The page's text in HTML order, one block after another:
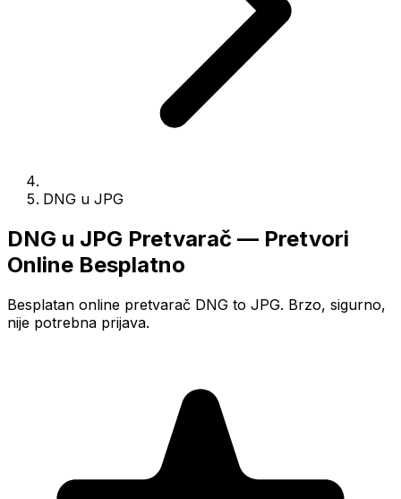
DNG u JPG
DNG u JPG Pretvarač — Pretvori
Online Besplatno
Besplatan online pretvarač DNG to JPG. Brzo, sigurno,
nije potrebna prijava.